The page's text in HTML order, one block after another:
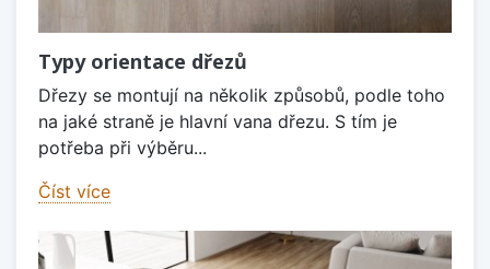
Typy orientace dřezů
Dřezy se montují na několik způsobů, podle toho
na jaké straně je hlavní vana dřezu. S tím je
potřeba při výběru...
Číst více